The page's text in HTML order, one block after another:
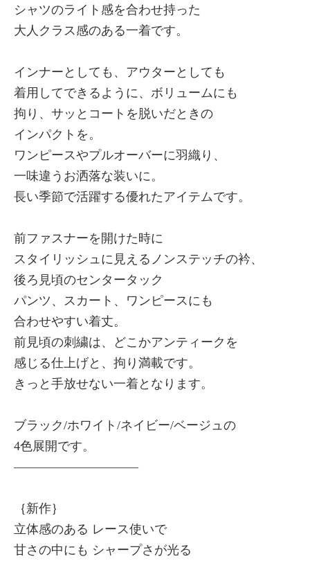
シャツのライト感を合わせ持った
大人クラス感のある一着です。
インナーとしても、アウターとしても
着用してできるように、ボリュームにも
拘り、サッとコートを脱いだときの
インパクトを。
ワンピースやプルオーバーに羽織り、
一味違うお洒落な装いに。
長い季節で活躍する優れたアイテムです。
前ファスナーを開けた時に
スタイリッシュに見えるノンステッチの衿、
後ろ見頃のセンタータック
パンツ、スカート、ワンピースにも
合わせやすい着丈。
前見頃の刺繍は、どこかアンティークを
感じる仕上げと、拘り満載です。
きっと手放せない一着となります。
ブラック/ホワイト/ネイビー/ベージュの
4色展開です。
——————————
｛新作｝
立体感のある レース使いで
甘さの中にも シャープさが光る